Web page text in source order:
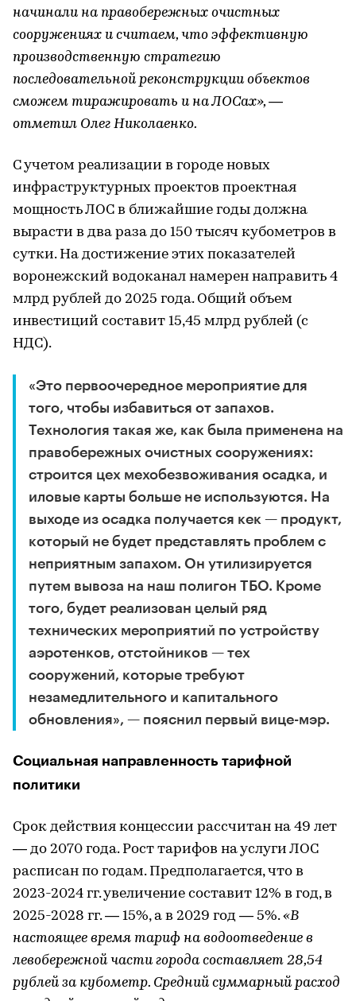
начинали на правобережных очистных
сооружениях и считаем, что эффективную
производственную стратегию
последовательной реконструкции объектов
сможем тиражировать и на ЛОСах», —
отметил Олег Николаенко.
С учетом реализации в городе новых
инфраструктурных проектов проектная
мощность ЛОС в ближайшие годы должна
вырасти в два раза до 150 тысяч кубометров в
сутки. На достижение этих показателей
воронежский водоканал намерен направить 4
млрд рублей до 2025 года. Общий объем
инвестиций составит 15,45 млрд рублей (с
НДС).
«Это первоочередное мероприятие для
того, чтобы избавиться от запахов.
Технология такая же, как была применена на
правобережных очистных сооружениях:
строится цех мехобезвоживания осадка, и
иловые карты больше не используются. На
выходе из осадка получается кек — продукт,
который не будет представлять проблем с
неприятным запахом. Он утилизируется
путем вывоза на наш полигон ТБО. Кроме
того, будет реализован целый ряд
технических мероприятий по устройству
аэротенков, отстойников — тех
сооружений, которые требуют
незамедлительного и капитального
обновления», — пояснил первый вице-мэр.
Социальная направленность тарифной
политики
Срок действия концессии рассчитан на 49 лет
— до 2070 года. Рост тарифов на услуги ЛОС
расписан по годам. Предполагается, что в
2023-2024 гг. увеличение составит 12% в год, в
2025-2028 гг. — 15%, а в 2029 год — 5%.«В
настоящее время тариф на водоотведение в
левобережной части города составляет 28,54
рублей за кубометр. Средний суммарный расход